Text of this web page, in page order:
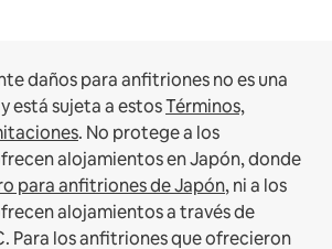
daños para anfitriones no es una
está sujeta a estosTérminos,
. No protege a los
alojamientos en Japón, donde
para anfitriones de Japón, ni a los
alojamientos a través de
Para los anfitriones que ofrecieron